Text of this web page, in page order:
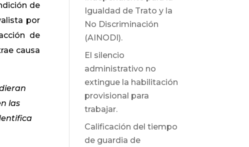
de
por
de
causa
las
Igualdad de Trato y la
No Discriminación
(AINODI).
El silencio
administrativo no
extingue la habilitación
provisional para
trabajar.
Calificación del tiempo
de guardia de